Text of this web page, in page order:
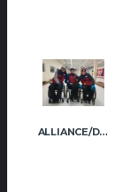
ALLIANCE/DIMBOVSKIS